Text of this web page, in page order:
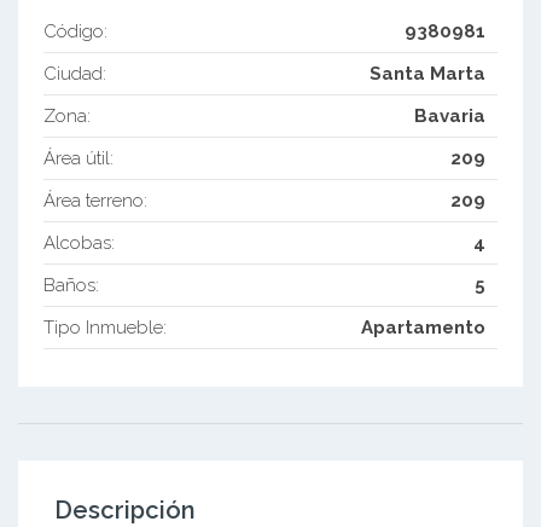
Código:
9380981
Ciudad:
Santa Marta
Zona:
Bavaria
Área útil:
209
Área terreno:
209
Alcobas:
4
Baños:
5
Tipo Inmueble:
Apartamento
Descripción